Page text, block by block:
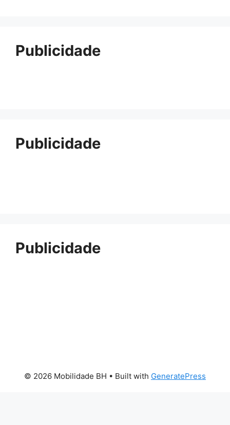
Publicidade
Publicidade
Publicidade
© 2026 Mobilidade BH • Built with GeneratePress